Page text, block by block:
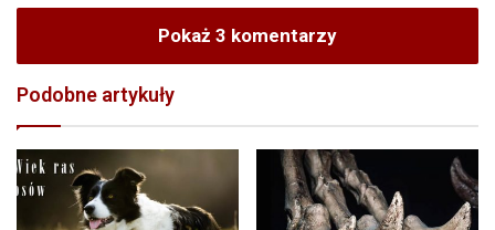
Pokaż 3 komentarzy
Podobne artykuły